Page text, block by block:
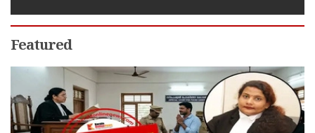
Featured